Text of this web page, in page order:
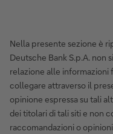
Nella presente sezione è
Deutsche Bank S.p.A. non
relazione alle informazioni
collegare attraverso il
opinione espressa su tali
dei titolari di tali siti e non
raccomandazioni o